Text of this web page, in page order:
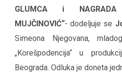
GLUMCA i NAGRADA
MUJČINOVIĆ“- dodeljuje se
Simeona Njegovana,
„Korešpodencija“ u
Beograda. Odluka je doneta